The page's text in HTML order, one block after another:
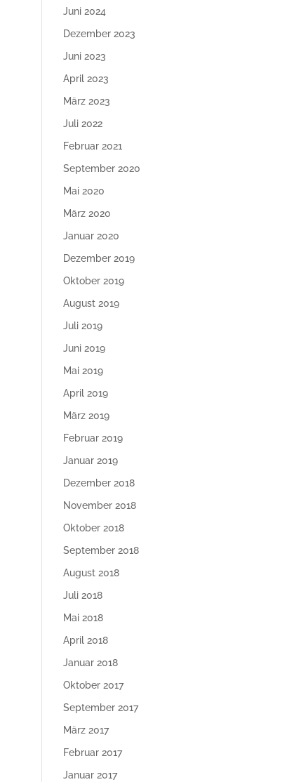
Juni 2024
Dezember 2023
Juni 2023
April 2023
März 2023
Juli 2022
Februar 2021
September 2020
Mai 2020
März 2020
Januar 2020
Dezember 2019
Oktober 2019
August 2019
Juli 2019
Juni 2019
Mai 2019
April 2019
März 2019
Februar 2019
Januar 2019
Dezember 2018
November 2018
Oktober 2018
September 2018
August 2018
Juli 2018
Mai 2018
April 2018
Januar 2018
Oktober 2017
September 2017
März 2017
Februar 2017
Januar 2017